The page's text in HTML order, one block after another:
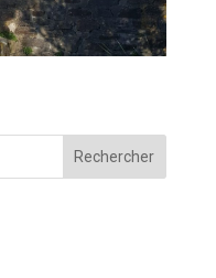
Rechercher